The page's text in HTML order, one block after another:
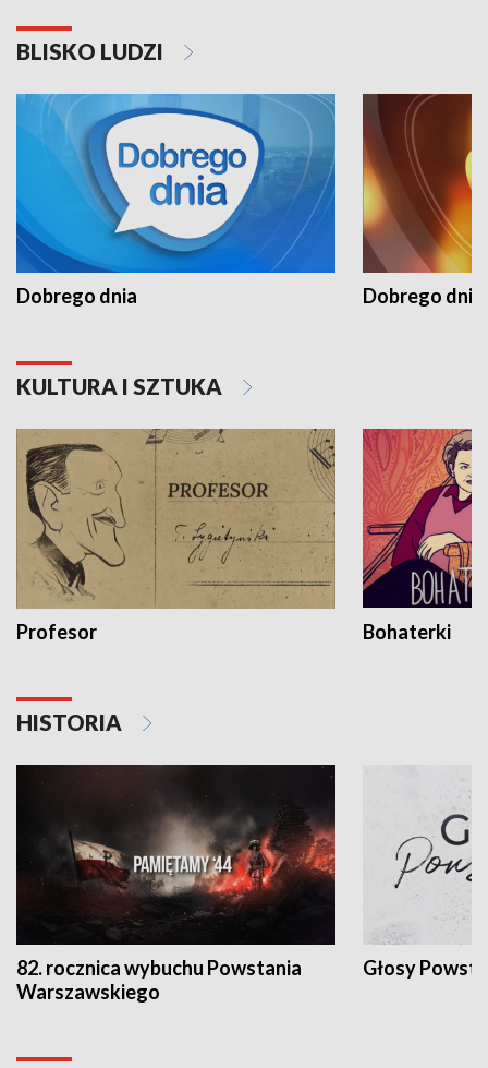
BLISKO LUDZI
Dobrego dnia Dobrego dnia
KULTURA I SZTUKA
Profesor Bohaterki
HISTORIA
82. rocznica wybuchu Powstania
Warszawskiego
Głosy